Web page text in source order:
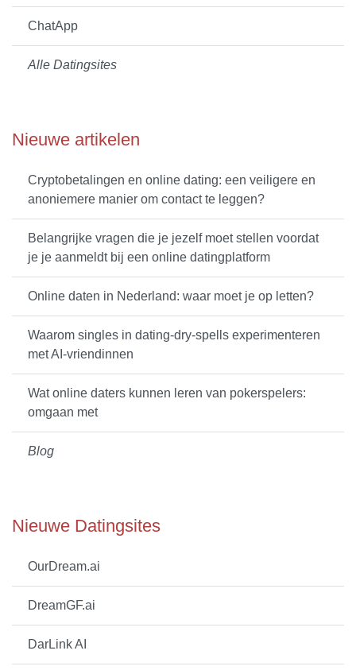
ChatApp
Alle Datingsites
Nieuwe artikelen
Cryptobetalingen en online dating: een veiligere en
anoniemere manier om contact te leggen?
Belangrijke vragen die je jezelf moet stellen voordat
je je aanmeldt bij een online datingplatform
Online daten in Nederland: waar moet je op letten?
Waarom singles in dating-dry-spells experimenteren
met AI-vriendinnen
Wat online daters kunnen leren van pokerspelers:
omgaan met
Blog
Nieuwe Datingsites
OurDream.ai
DreamGF.ai
DarLink AI